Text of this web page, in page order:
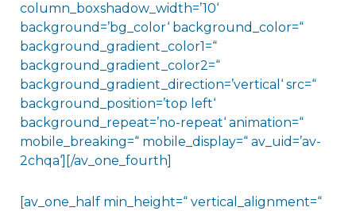
column_boxshadow_width=’10‘
background=’bg_color‘ background_color=“
background_gradient_color1=“
background_gradient_color2=“
background_gradient_direction=’vertical‘ src=“
background_position=’top left‘
background_repeat=’no-repeat‘ animation=“
mobile_breaking=“ mobile_display=“ av_uid=’av-
2chqa‘][/av_one_fourth]
[av_one_half min_height=“ vertical_alignment=“